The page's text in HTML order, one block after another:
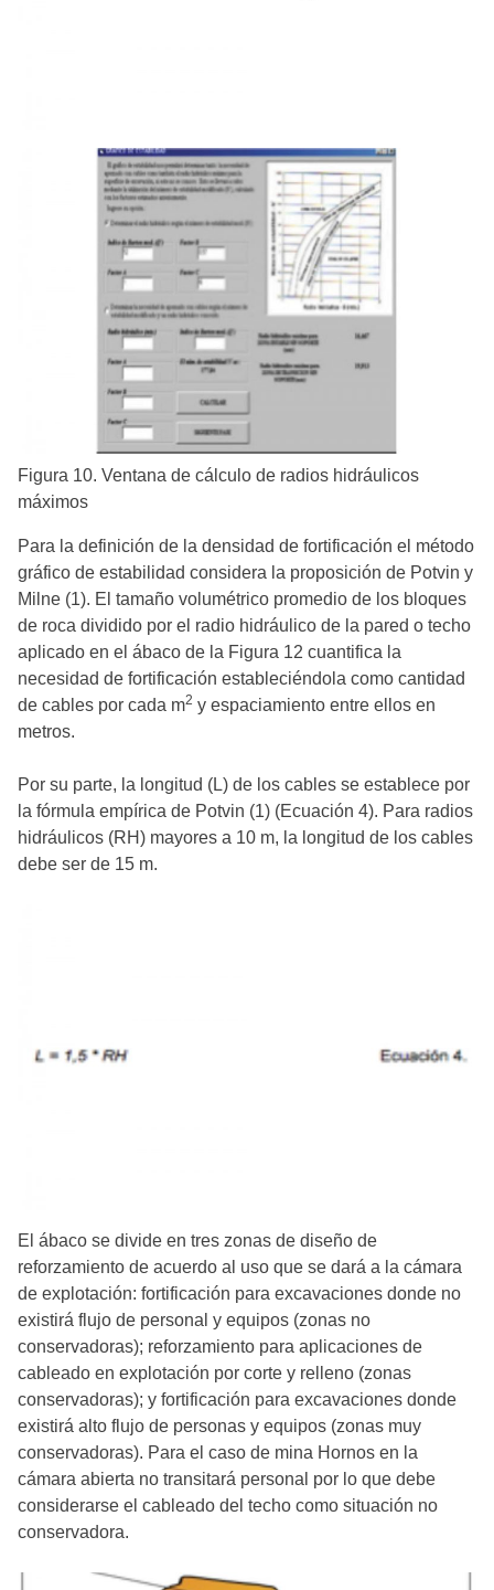
Figura 10. Ventana de cálculo de radios hidráulicos
máximos
Para la definición de la densidad de fortificación el método
gráfico de estabilidad considera la proposición de Potvin y
Milne (1). El tamaño volumétrico promedio de los bloques
de roca dividido por el radio hidráulico de la pared o techo
aplicado en el ábaco de la Figura 12 cuantifica la
necesidad de fortificación estableciéndola como cantidad
de cables por cada m2 y espaciamiento entre ellos en
metros.
Por su parte, la longitud (L) de los cables se establece por
la fórmula empírica de Potvin (1) (Ecuación 4). Para radios
hidráulicos (RH) mayores a 10 m, la longitud de los cables
debe ser de 15 m.
El ábaco se divide en tres zonas de diseño de
reforzamiento de acuerdo al uso que se dará a la cámara
de explotación: fortificación para excavaciones donde no
existirá flujo de personal y equipos (zonas no
conservadoras); reforzamiento para aplicaciones de
cableado en explotación por corte y relleno (zonas
conservadoras); y fortificación para excavaciones donde
existirá alto flujo de personas y equipos (zonas muy
conservadoras). Para el caso de mina Hornos en la
cámara abierta no transitará personal por lo que debe
considerarse el cableado del techo como situación no
conservadora.